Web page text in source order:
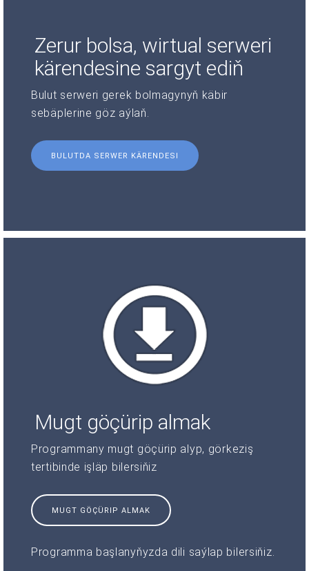
Zerur bolsa, wirtual serweri
kärendesine sargyt ediň
Bulut serweri gerek bolmagynyň käbir
sebäplerine göz aýlaň.
BULUTDA SERWER KÄRENDESI
Mugt göçürip almak
Programmany mugt göçürip alyp, görkeziş
tertibinde işläp bilersiňiz
MUGT GÖÇÜRIP ALMAK
Programma başlanyňyzda dili saýlap bilersiňiz.